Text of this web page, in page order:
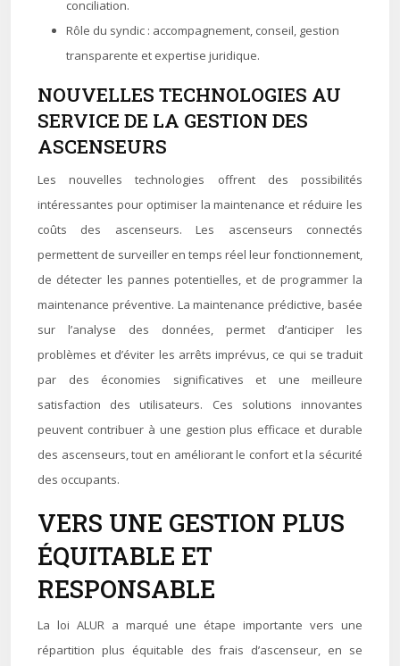
conciliation.
Rôle du syndic : accompagnement, conseil, gestion
transparente et expertise juridique.
NOUVELLES TECHNOLOGIES AU
SERVICE DE LA GESTION DES
ASCENSEURS
Les nouvelles technologies offrent des possibilités
intéressantes pour optimiser la maintenance et réduire les
coûts des ascenseurs. Les ascenseurs connectés
permettent de surveiller en temps réel leur fonctionnement,
de détecter les pannes potentielles, et de programmer la
maintenance préventive. La maintenance prédictive, basée
sur l’analyse des données, permet d’anticiper les
problèmes et d’éviter les arrêts imprévus, ce qui se traduit
par des économies significatives et une meilleure
satisfaction des utilisateurs. Ces solutions innovantes
peuvent contribuer à une gestion plus efficace et durable
des ascenseurs, tout en améliorant le confort et la sécurité
des occupants.
VERS UNE GESTION PLUS
ÉQUITABLE ET
RESPONSABLE
La loi ALUR a marqué une étape importante vers une
répartition plus équitable des frais d’ascenseur, en se